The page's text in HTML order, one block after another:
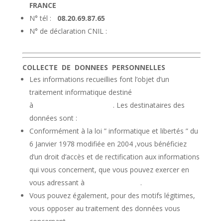
FRANCE
N° tél : 08.20.69.87.65
N° de déclaration CNIL :
COLLECTE DE DONNEES PERSONNELLES
Les informations recueillies font l’objet d’un
traitement informatique destiné
à . Les destinataires des
données sont :
Conformément à la loi ” informatique et libertés ” du
6 Janvier 1978 modifiée en 2004 ,vous bénéficiez
d’un droit d’accès et de rectification aux informations
qui vous concernent, que vous pouvez exercer en
vous adressant à .
Vous pouvez également, pour des motifs légitimes,
vous opposer au traitement des données vous